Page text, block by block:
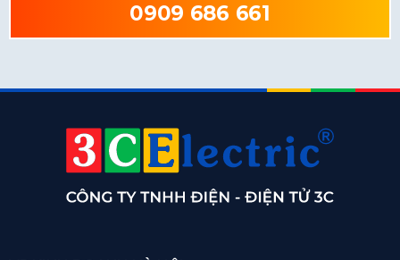
0909 686 661